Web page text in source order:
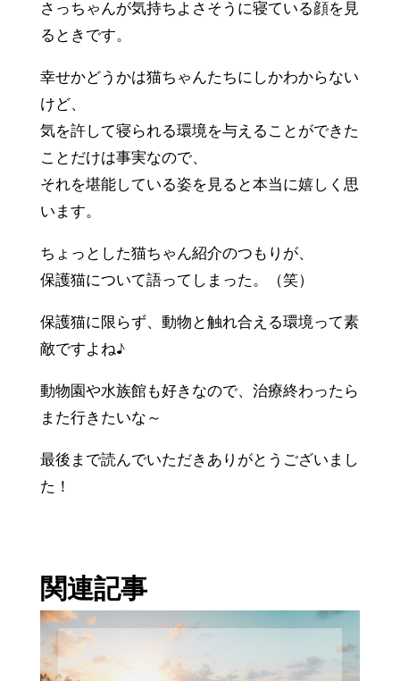
さっちゃんが気持ちよさそうに寝ている顔を見
るときです。
幸せかどうかは猫ちゃんたちにしかわからない
けど、
気を許して寝られる環境を与えることができた
ことだけは事実なので、
それを堪能している姿を見ると本当に嬉しく思
います。
ちょっとした猫ちゃん紹介のつもりが、
保護猫について語ってしまった。（笑）
保護猫に限らず、動物と触れ合える環境って素
敵ですよね♪
動物園や水族館も好きなので、治療終わったら
また行きたいな～
最後まで読んでいただきありがとうございまし
た！
関連記事